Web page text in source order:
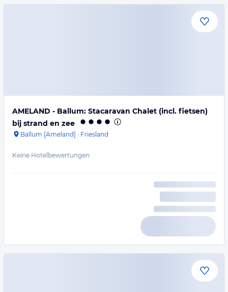
AMELAND - Ballum: Stacaravan Chalet (incl. fietsen)
bij strand en zee
Ballum [Ameland] · Friesland
Keine Hotelbewertungen